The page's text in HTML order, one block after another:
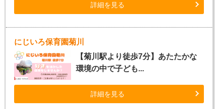
詳細を見る
にじいろ保育園菊川
【菊川駅より徒歩7分】あたたかな
環境の中で子ども...
詳細を見る